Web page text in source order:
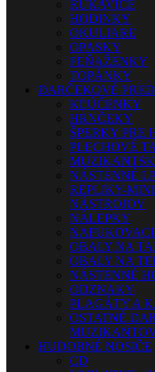
RUKAVICE
HODINKY
OKULIARE
OPASKY
PEŇAŽENKY
TOPÁNKY
DARČEKOVÉ
KĽÚČENKY
HRNČEKY
ŠPERKY PRE
PLECHOVÉ
NÁSTENNÉ
REPLIKY-
NÁSTROJOV
NÁLEPKY
OBALY NA
OBALY NA
NÁSTENNÉ
ODZNAKY
PLAGÁTY A
OSTATNÉ
HUDOBNÉ NOSIČE
CD